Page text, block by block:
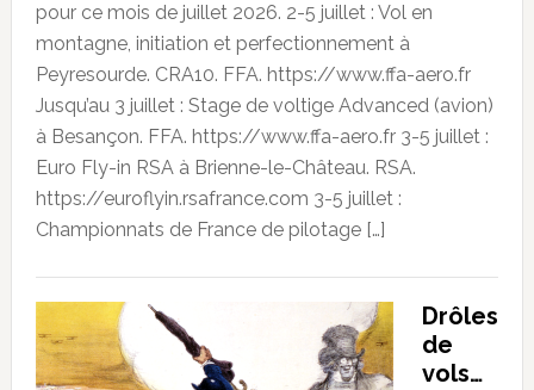
pour ce mois de juillet 2026. 2-5 juillet : Vol en
montagne, initiation et perfectionnement à
Peyresourde. CRA10. FFA. https://www.ffa-aero.fr
Jusqu’au 3 juillet : Stage de voltige Advanced (avion)
à Besançon. FFA. https://www.ffa-aero.fr 3-5 juillet :
Euro Fly-in RSA à Brienne-le-Château. RSA.
https://euroflyin.rsafrance.com 3-5 juillet :
Championnats de France de pilotage […]
Drôles
de
vols…